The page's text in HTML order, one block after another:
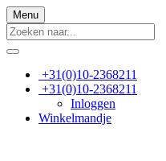
Menu
+31(0)10-2368211
+31(0)10-2368211
Inloggen
Winkelmandje